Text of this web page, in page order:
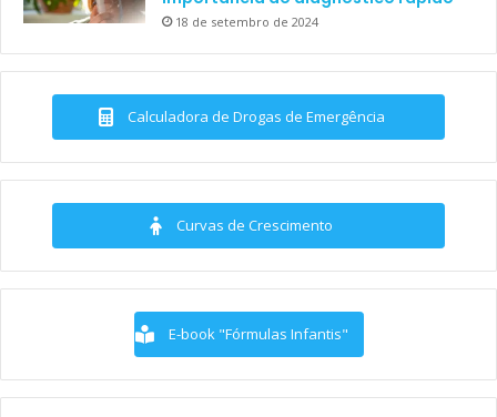
18 de setembro de 2024
Calculadora de Drogas de Emergência
Curvas de Crescimento
E-book "Fórmulas Infantis"